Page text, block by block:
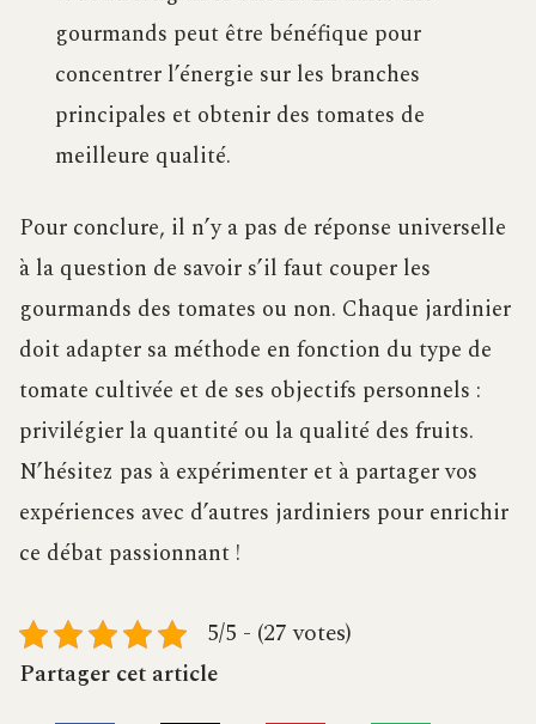
gourmands peut être bénéfique pour
concentrer l’énergie sur les branches
principales et obtenir des tomates de
meilleure qualité.
Pour conclure, il n’y a pas de réponse universelle
à la question de savoir s’il faut couper les
gourmands des tomates ou non. Chaque jardinier
doit adapter sa méthode en fonction du type de
tomate cultivée et de ses objectifs personnels :
privilégier la quantité ou la qualité des fruits.
N’hésitez pas à expérimenter et à partager vos
expériences avec d’autres jardiniers pour enrichir
ce débat passionnant !
5/5 - (27 votes)
Partager cet article